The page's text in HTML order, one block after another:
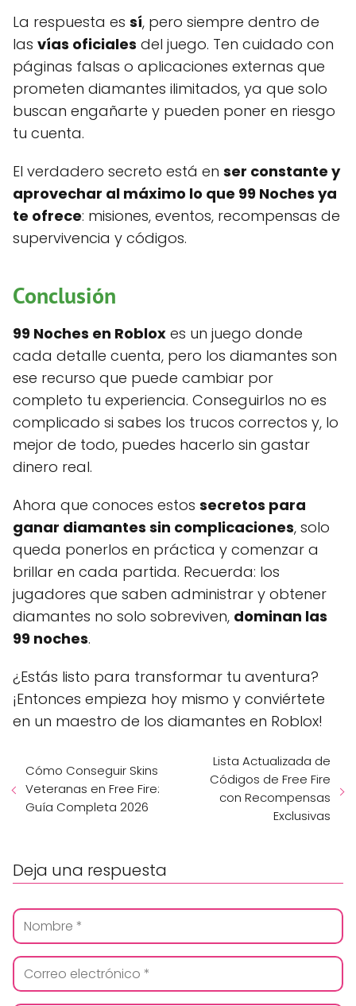
La respuesta es sí, pero siempre dentro de
las vías oficiales del juego. Ten cuidado con
páginas falsas o aplicaciones externas que
prometen diamantes ilimitados, ya que solo
buscan engañarte y pueden poner en riesgo
tu cuenta.
El verdadero secreto está en ser constante y
aprovechar al máximo lo que 99 Noches ya
te ofrece: misiones, eventos, recompensas de
supervivencia y códigos.
Conclusión
99 Noches en Roblox es un juego donde
cada detalle cuenta, pero los diamantes son
ese recurso que puede cambiar por
completo tu experiencia. Conseguirlos no es
complicado si sabes los trucos correctos y, lo
mejor de todo, puedes hacerlo sin gastar
dinero real.
Ahora que conoces estos secretos para
ganar diamantes sin complicaciones, solo
queda ponerlos en práctica y comenzar a
brillar en cada partida. Recuerda: los
jugadores que saben administrar y obtener
diamantes no solo sobreviven, dominan las
99 noches.
¿Estás listo para transformar tu aventura?
¡Entonces empieza hoy mismo y conviértete
en un maestro de los diamantes en Roblox!
Cómo Conseguir Skins
Veteranas en Free Fire:
Guía Completa 2026
Lista Actualizada de
Códigos de Free Fire
con Recompensas
Exclusivas
Deja una respuesta